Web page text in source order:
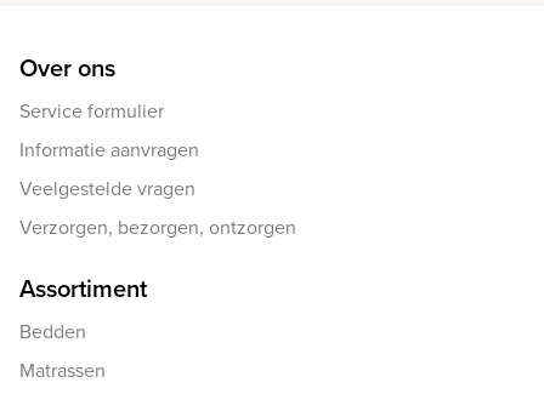
Over ons
Service formulier
Informatie aanvragen
Veelgestelde vragen
Verzorgen, bezorgen, ontzorgen
Assortiment
Bedden
Matrassen